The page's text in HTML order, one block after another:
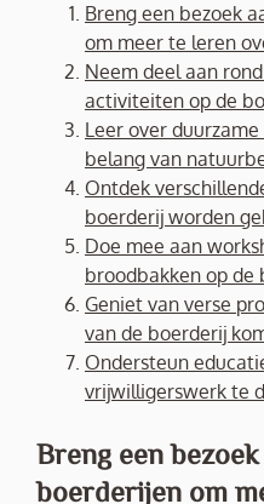
Breng een bezoek
om meer te leren
Neem deel aan
activiteiten op de
Leer over
belang van
Ontdek
boerderij worden
Doe mee aan
broodbakken op de
Geniet van verse
van de boerderij
Ondersteun
vrijwilligerswerk te
Breng een
boerderijen om